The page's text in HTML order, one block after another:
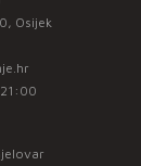
Osijek